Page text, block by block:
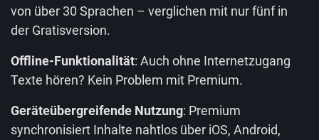
von über 30 Sprachen – verglichen mit nur fünf in
der Gratisversion.
Offline-Funktionalität: Auch ohne Internetzugang
Texte hören? Kein Problem mit Premium.
Geräteübergreifende Nutzung: Premium
synchronisiert Inhalte nahtlos über iOS, Android,